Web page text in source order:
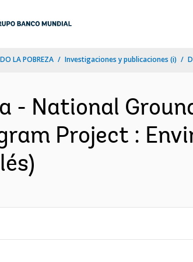
LA POBREZA Investigaciones y publicaciones (i)
- National
Project :